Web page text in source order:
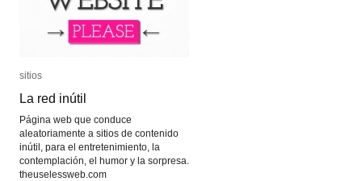
sitios
La red inútil
Página web que conduce
aleatoriamente a sitios de contenido
inútil, para el entretenimiento, la
contemplación, el humor y la sorpresa.
theuselessweb.com
sitios
La red inútil